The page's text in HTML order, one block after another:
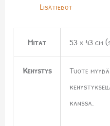
Lisätiedot
Mitat 53 × 43 cm
Kehystys
Tuote
kanssa.